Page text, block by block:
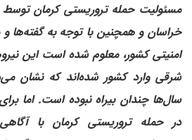
مسئولیت حمله تروریستی کرمان
خراسان و همچنین با توجه به گفته‌ها
امنیتی کشور، معلوم شده است این
شرقی وارد کشور شده‌اند که نشان
سال‌ها چندان بیراه نبوده است. اما
در حمله تروریستی کرمان با